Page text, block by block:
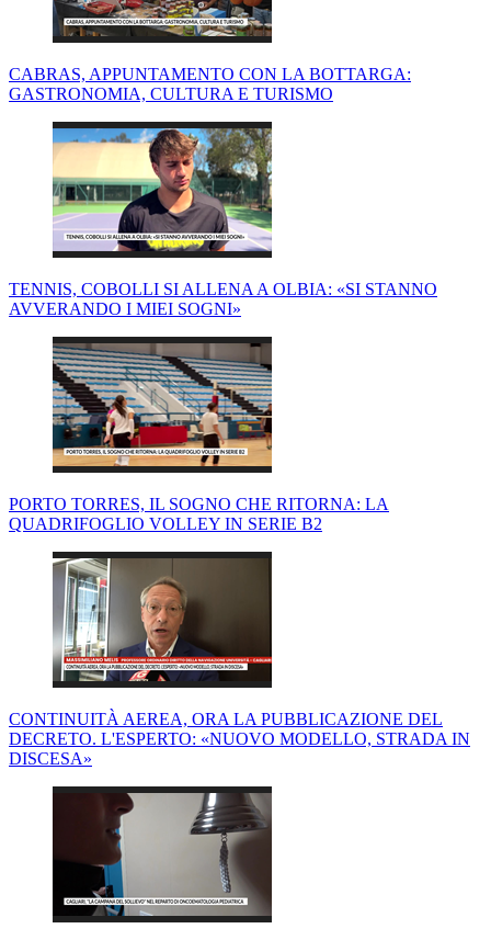
CABRAS, APPUNTAMENTO CON LA BOTTARGA:
GASTRONOMIA, CULTURA E TURISMO
TENNIS, COBOLLI SI ALLENA A OLBIA: «SI STANNO
AVVERANDO I MIEI SOGNI»
PORTO TORRES, IL SOGNO CHE RITORNA: LA
QUADRIFOGLIO VOLLEY IN SERIE B2
CONTINUITÀ AEREA, ORA LA PUBBLICAZIONE DEL
DECRETO. L'ESPERTO: «NUOVO MODELLO, STRADA IN
DISCESA»